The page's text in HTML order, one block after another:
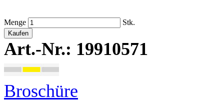
Menge Stk.
Kaufen
Art.-Nr.: 19910571
Broschüre